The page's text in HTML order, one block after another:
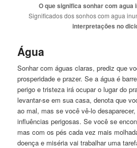
O que significa sonhar com agua
Significados dos sonhos com agua
interpretações no
Água
Sonhar com águas claras, prediz que
prosperidade e prazer. Sea água é
perigo e tristeza irá ocupar o lugar do
levantar-se em suacasa, denota que
ao mal, mas se você vê-lo
influências perigosas. Se você se
mas com os pés cada vez mais
doença e miséria vai trabalhar uma